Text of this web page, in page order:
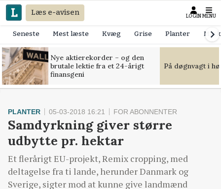
Læs e-avisen LOGIN MENU
Seneste Mest læste Kvæg Grise Planter
Nye aktierekorder – og den
brutale lektie fra et 24-årigt
finansgeni
På døgnvagt i
PLANTER 05-03-2018 16:21 FOR ABONNENTER
Samdyrkning giver større
udbytte pr. hektar
Et flerårigt EU-projekt, Remix cropping, med
deltagelse fra ti lande, herunder Danmark og
Sverige, sigter mod at kunne give landmænd